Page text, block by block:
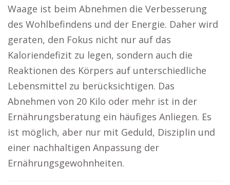
Waage ist beim Abnehmen die Verbesserung
des Wohlbefindens und der Energie. Daher wird
geraten, den Fokus nicht nur auf das
Kaloriendefizit zu legen, sondern auch die
Reaktionen des Körpers auf unterschiedliche
Lebensmittel zu berücksichtigen. Das
Abnehmen von 20 Kilo oder mehr ist in der
Ernährungsberatung ein häufiges Anliegen. Es
ist möglich, aber nur mit Geduld, Disziplin und
einer nachhaltigen Anpassung der
Ernährungsgewohnheiten.